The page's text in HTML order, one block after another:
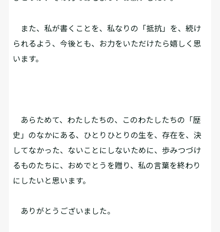
また、私が書くことを、私なりの「抵抗」を、続け
られるよう、今後とも、お力をいただけたら嬉しく思
います。
あらためて、わたしたちの、このわたしたちの「歴
史」のなかにある、ひとりひとりの生を、存在を、決
してなかった、ないことにしないために、歩みつづけ
るものたちに、おめでとうを贈り、私の言葉を終わり
にしたいと思います。
ありがとうございました。